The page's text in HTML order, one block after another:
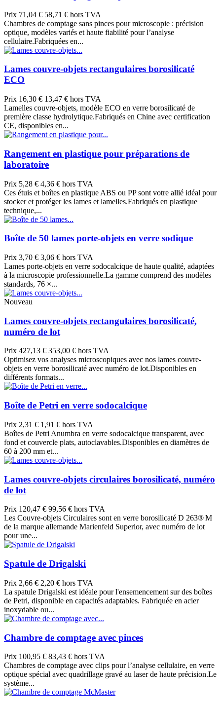
Prix 71,04 € 58,71 € hors TVA
Chambres de comptage sans pinces pour microscopie : précision
optique, modèles variés et haute fiabilité pour l’analyse
cellulaire.Fabriquées en...
Lames couvre-objets rectangulaires borosilicaté
ECO
Prix 16,30 € 13,47 € hors TVA
Lamelles couvre-objets, modèle ECO en verre borosilicaté de
première classe hydrolytique.Fabriqués en Chine avec certification
CE, disponibles en...
Rangement en plastique pour préparations de
laboratoire
Prix 5,28 € 4,36 € hors TVA
Ces étuis et boîtes en plastique ABS ou PP sont votre allié idéal pour
stocker et protéger les lames et lamelles.Fabriqués en plastique
technique,...
Boîte de 50 lames porte-objets en verre sodique
Prix 3,70 € 3,06 € hors TVA
Lames porte-objets en verre sodocalcique de haute qualité, adaptées
à la microscopie professionnelle.La gamme comprend des modèles
standards, 76 ×...
Nouveau
Lames couvre-objets rectangulaires borosilicaté,
numéro de lot
Prix 427,13 € 353,00 € hors TVA
Optimisez vos analyses microscopiques avec nos lames couvre-
objets en verre borosilicaté avec numéro de lot.Disponibles en
différents formats...
Boîte de Petri en verre sodocalcique
Prix 2,31 € 1,91 € hors TVA
Boîtes de Petri Anumbra en verre sodocalcique transparent, avec
fond et couvercle plats, autoclavables.Disponibles en diamètres de
60 à 200 mm et...
Lames couvre-objets circulaires borosilicaté, numéro
de lot
Prix 120,47 € 99,56 € hors TVA
Les Couvre-objets Circulaires sont en verre borosilicaté D 263® M
de la marque allemande Marienfeld Superior, avec numéro de lot
pour une...
Spatule de Drigalski
Prix 2,66 € 2,20 € hors TVA
La spatule Drigalski est idéale pour l'ensemencement sur des boîtes
de Petri, disponible en capacités adaptables. Fabriquée en acier
inoxydable ou...
Chambre de comptage avec pinces
Prix 100,95 € 83,43 € hors TVA
Chambres de comptage avec clips pour l’analyse cellulaire, en verre
optique spécial avec quadrillage gravé au laser de haute précision.Le
système...